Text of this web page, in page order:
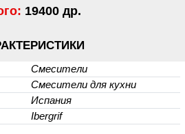
19400 др.
Смесители
Смесители для кухни
Испания
Ibergrif